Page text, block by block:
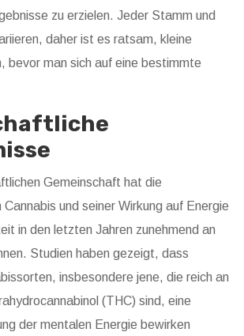
zu erzielen. Jeder Stamm und
daher ist es ratsam, kleine
bevor man sich auf eine bestimmte
Gemeinschaft hat die
und seiner Wirkung auf Energie
in den letzten Jahren zunehmend an
Studien haben gezeigt, dass
insbesondere jene, die reich an
(THC) sind, eine
der mentalen Energie bewirken